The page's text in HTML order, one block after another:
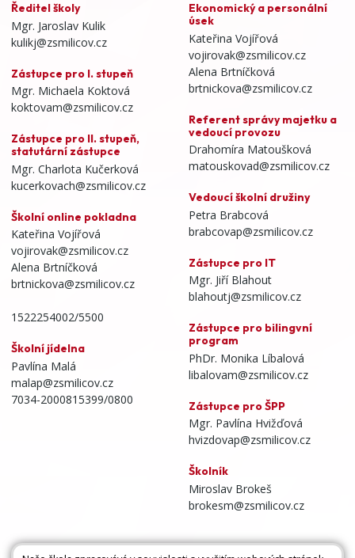
Ředitel školy
Mgr. Jaroslav Kulik
kulikj@zsmilicov.cz
Zástupce pro I. stupeň
Mgr. Michaela Koktová
koktovam@zsmilicov.cz
Zástupce pro II. stupeň,
statutární zástupce
Mgr. Charlota Kučerková
kucerkovach@zsmilicov.cz
Školní online pokladna
Kateřina Vojířová
vojirovak@zsmilicov.cz
Alena Brtníčková
brtnickova@zsmilicov.cz
1522254002/5500
Školní jídelna
Pavlína Malá
malap@zsmilicov.cz
7034-2000815399/0800
Ekonomický a personální
úsek
Kateřina Vojířová
vojirovak@zsmilicov.cz
Alena Brtníčková
brtnickova@zsmilicov.cz
Referent správy majetku a
vedoucí provozu
Drahomíra Matoušková
matouskovad@zsmilicov.cz
Vedoucí školní družiny
Petra Brabcová
brabcovap@zsmilicov.cz
Zástupce pro IT
Mgr. Jiří Blahout
blahoutj@zsmilicov.cz
Zástupce pro bilingvní
program
PhDr. Monika Líbalová
libalovam@zsmilicov.cz
Zástupce pro ŠPP
Mgr. Pavlína Hvižďová
hvizdovap@zsmilicov.cz
Školník
Miroslav Brokeš
brokesm@zsmilicov.cz